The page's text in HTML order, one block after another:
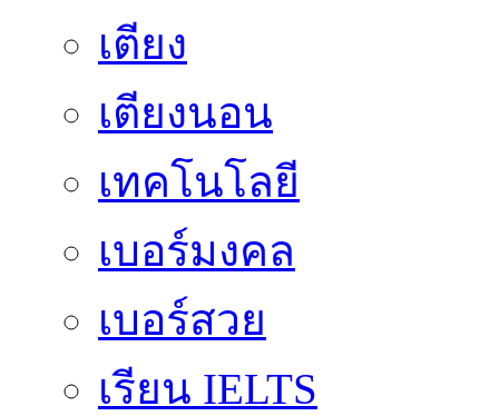
เตียง
เตียงนอน
เทคโนโลยี
เบอร์มงคล
เบอร์สวย
เรียน IELTS